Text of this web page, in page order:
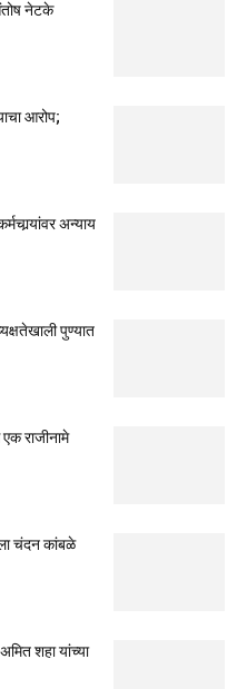
नेटके
आरोप;
अन्याय
पुण्यात
राजीनामे
चंदन कांबळे
शहा यांच्या